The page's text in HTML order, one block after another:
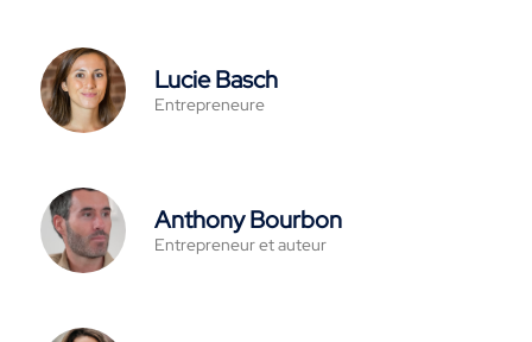
Lucie Basch
Entrepreneure
Anthony Bourbon
Entrepreneur et auteur